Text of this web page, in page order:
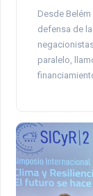
Desde
defensa de
paralelo,